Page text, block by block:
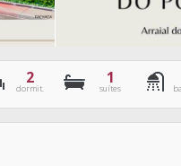
2
dormit.
1
suítes